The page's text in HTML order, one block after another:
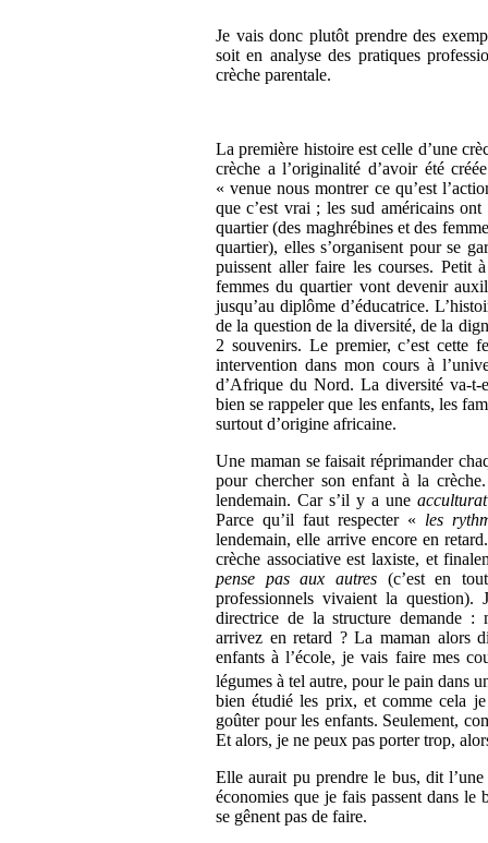
Je vais donc plutôt prendre des
soit en analyse des pratiques
crèche parentale.
La première histoire est celle d’une
crèche a l’originalité d’avoir été
« venue nous montrer ce qu’est
que c’est vrai ; les sud américains
quartier (des maghrébines et des
quartier), elles s’organisent pour se
puissent aller faire les courses. Petit
femmes du quartier vont devenir
jusqu’au diplôme d’éducatrice.
de la question de la diversité, de la
2 souvenirs. Le premier, c’est cette
intervention dans mon cours à
d’Afrique du Nord. La diversité va-t-
bien se rappeler que les enfants, les
surtout d’origine africaine.
Une maman se faisait réprimander
pour chercher son enfant à la
lendemain. Car s’il y a une
Parce qu’il faut respecter « les
lendemain, elle arrive encore en
crèche associative est laxiste, et
pense pas aux autres (c’est en
professionnels vivaient la question).
directrice de la structure demande :
arrivez en retard ? La maman alors
enfants à l’école, je vais faire mes
légumes à tel autre, pour le pain dans
bien étudié les prix, et comme cela
goûter pour les enfants. Seulement,
Et alors, je ne peux pas porter trop,
Elle aurait pu prendre le bus, dit
économies que je fais passent dans le
se gênent pas de faire.